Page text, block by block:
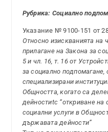
Рубрика: Социално
Указание № 9100-151 от
Относно изискванията на
прилагане на Закона за
5 и чл. 16, т. 16 от
за социално подпомагане,
специализирани
Общността, когато са
дейностиtc “откриване на
социални услуги в
държавата дейности”